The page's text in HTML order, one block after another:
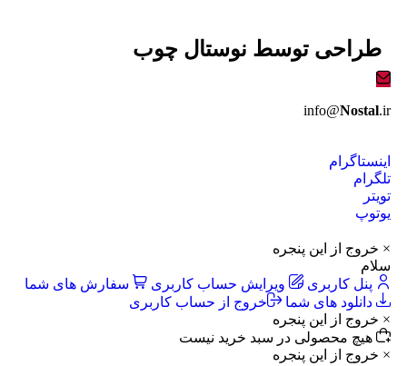
طراحی توسط نوستال چوب
info@Nostal.ir
اینستاگرام
تلگرام
تویتر
یوتوپ
× خروج از این پنجره
سلام
پنل کاربری
ویرایش حساب کاربری
سفارش های شما
دانلود های شما
خروج از حساب کاربری
× خروج از این پنجره
هیچ محصولی در سبد خرید نیست
× خروج از این پنجره